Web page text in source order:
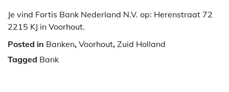
Je vind Fortis Bank Nederland N.V. op: Herenstraat 72
2215 KJ in Voorhout.
Posted in Banken, Voorhout, Zuid Holland
Tagged Bank